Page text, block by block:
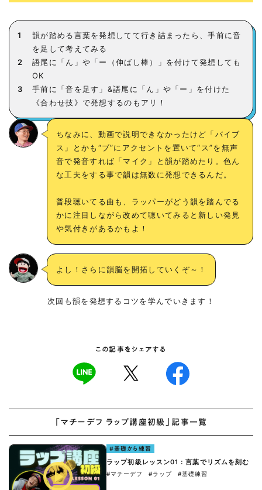
1
韻が踏める言葉を発想してて行き詰まったら、手前に音
を足して考えてみる
2
語尾に「ん」や「ー（伸ばし棒）」を付けて発想しても
OK
3
手前に「音を足す」&語尾に「ん」や「ー」を付けた
《合わせ技》で発想するのもアリ！
ちなみに、動画で説明できなかったけど「バイブ
ス」とかも“ブ”にアクセントを置いて“ス”を無声
音で発音すれば「マイク」と韻が踏めたり。色ん
な工夫をする事で韻は無数に発想できるんだ。
普段聴いてる曲も、ラッパーがどう韻を踏んでる
かに注目しながら改めて聴いてみると新しい発見
や気付きがあるかもよ！
よし！さらに韻脳を開拓していくぞ～！
次回も韻を発想するコツを学んでいきます！
この記事をシェアする
「マチーデフ ラップ講座初級」記事一覧
#基礎から練習
ラップ初級レッスン01：言葉でリズムを刻む
#マチーデフ #ラップ #基礎練習